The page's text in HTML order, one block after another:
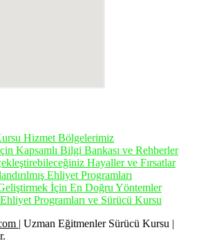
Hizmet Bölgelerimiz
Kapsamlı Bilgi Bankası ve Rehberler
Hayaller ve Fırsatlar
Ehliyet Programları
İçin En Doğru Yöntemler
Programları ve Sürücü Kursu
| Uzman Eğitmenler Sürücü Kursu |